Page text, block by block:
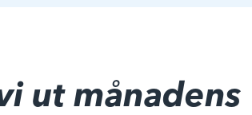
ut månadens